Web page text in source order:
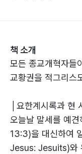
책 소개
모든 종교개혁자들이
교황권을 적그리스
│요한계시록과 현
오늘날 말세를 예
13:3)을 대신하여
Jesus: Jesuits)와